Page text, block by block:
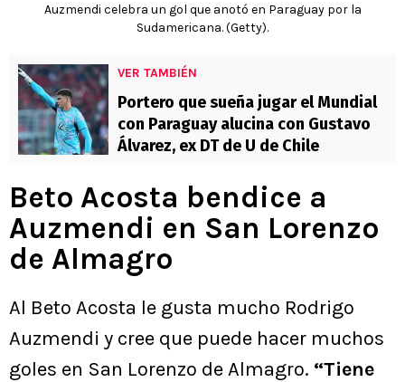
Auzmendi celebra un gol que anotó en Paraguay por la
Sudamericana. (Getty).
VER TAMBIÉN
Portero que sueña jugar el Mundial
con Paraguay alucina con Gustavo
Álvarez, ex DT de U de Chile
Beto Acosta bendice a
Auzmendi en San Lorenzo
de Almagro
Al Beto Acosta le gusta mucho Rodrigo
Auzmendi y cree que puede hacer muchos
goles en San Lorenzo de Almagro. “Tiene